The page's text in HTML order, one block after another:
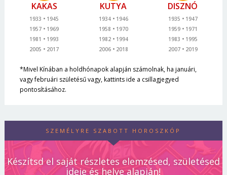
KAKAS
1933
1945
1957
1969
1981
1993
2005
2017
KUTYA
1934
1946
1958
1970
1982
1994
2006
2018
DISZNÓ
1935
1947
1959
1971
1983
1995
2007
2019
*Mivel Kínában a holdhónapok alapján számolnak, ha januári,
vagy februári születésű vagy, kattints ide a csillagjegyed
pontosításához.
SZEMÉLYRE SZABOTT HOROSZKÓP
Készítsd el saját részletes elemzésed, születésed
ideje és helye alapján!